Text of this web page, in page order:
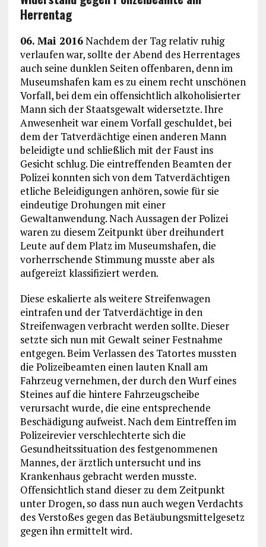
Herrentag
06. Mai 2016Nachdem der Tag relativ ruhig
verlaufen war, sollte der Abend des Herrentages
auch seine dunklen Seiten offenbaren, denn im
Museumshafen kam es zu einem recht unschönen
Vorfall, bei dem ein offensichtlich alkoholisierter
Mann sich der Staatsgewalt widersetzte. Ihre
Anwesenheit war einem Vorfall geschuldet, bei
dem der Tatverdächtige einen anderen Mann
beleidigte und schließlich mit der Faust ins
Gesicht schlug. Die eintreffenden Beamten der
Polizei konnten sich von dem Tatverdächtigen
etliche Beleidigungen anhören, sowie für sie
eindeutige Drohungen mit einer
Gewaltanwendung. Nach Aussagen der Polizei
waren zu diesem Zeitpunkt über dreihundert
Leute auf dem Platz im Museumshafen, die
vorherrschende Stimmung musste aber als
aufgereizt klassifiziert werden.
Diese eskalierte als weitere Streifenwagen
eintrafen und der Tatverdächtige in den
Streifenwagen verbracht werden sollte. Dieser
setzte sich nun mit Gewalt seiner Festnahme
entgegen. Beim Verlassen des Tatortes mussten
die Polizeibeamten einen lauten Knall am
Fahrzeug vernehmen, der durch den Wurf eines
Steines auf die hintere Fahrzeugscheibe
verursacht wurde, die eine entsprechende
Beschädigung aufweist. Nach dem Eintreffen im
Polizeirevier verschlechterte sich die
Gesundheitssituation des festgenommenen
Mannes, der ärztlich untersucht und ins
Krankenhaus gebracht werden musste.
Offensichtlich stand dieser zu dem Zeitpunkt
unter Drogen, so dass nun auch wegen Verdachts
des Verstoßes gegen das Betäubungsmittelgesetz
gegen ihn ermittelt wird.